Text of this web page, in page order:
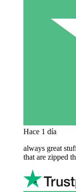
Hace 1 día
always great
that are zipped